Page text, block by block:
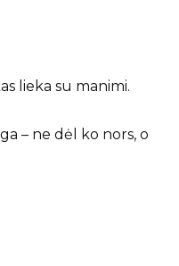
lieka su manimi.
– ne dėl ko nors, o